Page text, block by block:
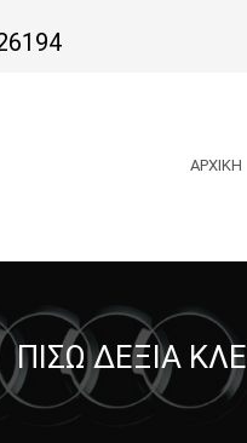
ΑΡΧΙΚΉ
ΠΊΣΩ ΔΕΞΙΆ